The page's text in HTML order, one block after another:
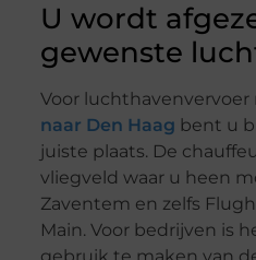
U wordt
gewenste
Voor luchthavenvervoer
naar Den Haag bent u
juiste plaats. De
vliegveld waar u heen
Zaventem en zelfs
Main. Voor bedrijven is